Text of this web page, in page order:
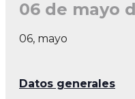
06 de mayo
06, mayo
Datos generales